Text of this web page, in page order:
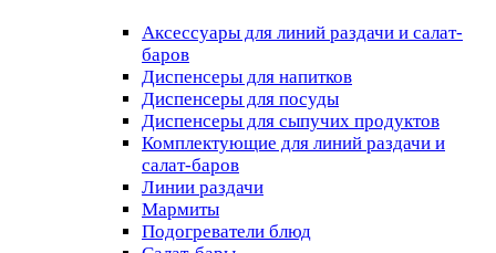
Аксессуары для линий раздачи и салат-
баров
Диспенсеры для напитков
Диспенсеры для посуды
Диспенсеры для сыпучих продуктов
Комплектующие для линий раздачи и
салат-баров
Линии раздачи
Мармиты
Подогреватели блюд